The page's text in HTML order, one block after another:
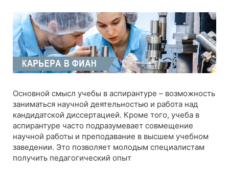
Основной смысл учебы в аспирантуре – возможность
заниматься научной деятельностью и работа над
кандидатской диссертацией. Кроме того, учеба в
аспирантуре часто подразумевает совмещение
научной работы и преподавание в высшем учебном
заведении. Это позволяет молодым специалистам
получить педагогический опыт